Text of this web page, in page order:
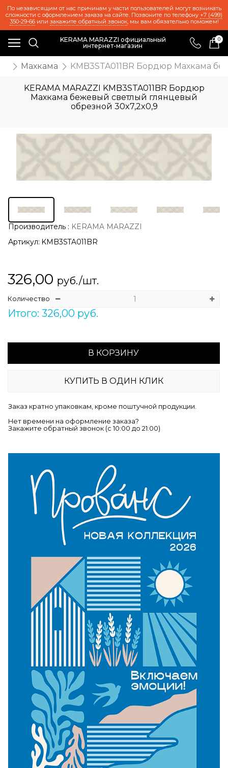
По независящим от нас причинам у части пользователей могут возникать
сложности с оформлением заказа на сайте. Позвоните по телефону +7 (499)
350-29-66или закажите обратный звонок, мы вам обязательно поможем!
KERAMA MARAZZI официальный
интернет-магазин
0
Махкама KMB3STA011BR Бордюр Махкама
KERAMA MARAZZI KMB3STA011BR Бордюр
Махкама бежевый светлый глянцевый
обрезной 30x7,2x0,9
Производитель : KERAMA MARAZZI
Артикул: KMB3STA011BR
326,00 руб./шт.
Количество
Итого: 326,00 руб.
В КОРЗИНУ
КУПИТЬ В ОДИН КЛИК
Заказ кратно упаковкам, кроме поштучной продукции.
Нет времени на оформление заказа?
Закажите обратный звонок (c 10:00 до 21:00)